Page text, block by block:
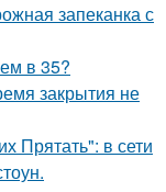
запеканка с
в 35?
закрытия не
Прятать": в сети